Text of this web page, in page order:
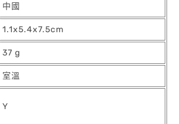
中國
1.1x5.4x7.5cm
37 g
室溫
Y